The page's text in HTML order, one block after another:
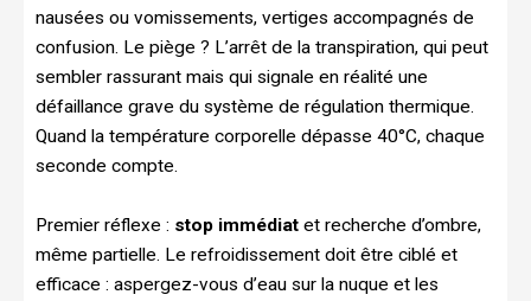
nausées ou vomissements, vertiges accompagnés de
confusion. Le piège ? L’arrêt de la transpiration, qui peut
sembler rassurant mais qui signale en réalité une
défaillance grave du système de régulation thermique.
Quand la température corporelle dépasse 40°C, chaque
seconde compte.
Premier réflexe : stop immédiat et recherche d’ombre,
même partielle. Le refroidissement doit être ciblé et
efficace : aspergez-vous d’eau sur la nuque et les